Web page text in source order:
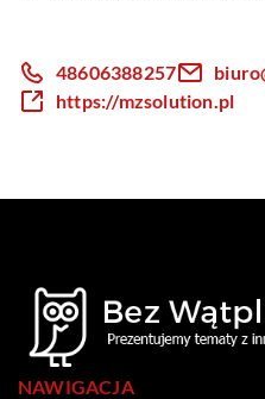
48606388257
https://mzsolution.pl
NAWIGACJA